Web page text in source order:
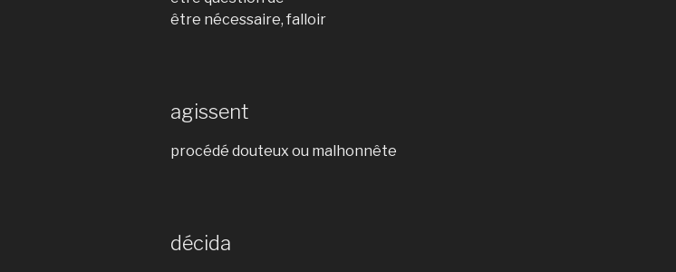
être nécessaire, falloir
agissent
procédé douteux ou malhonnête
décida